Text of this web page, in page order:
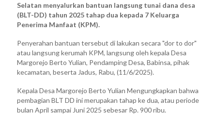
Selatan menyalurkan bantuan langsung tunai dana desa
(BLT-DD) tahun 2025 tahap dua kepada 7 Keluarga
Penerima Manfaat (KPM).
Penyerahan bantuan tersebut di lakukan secara "dor to dor"
atau langsung kerumah KPM, langsung oleh kepala Desa
Margorejo Berto Yulian, Pendamping Desa, Babinsa, pihak
kecamatan, beserta Jadus, Rabu, (11/6/2025).
Kepala Desa Margorejo Berto Yulian Mengungkapkan bahwa
pembagian BLT DD ini merupakan tahap ke dua, atau periode
bulan April sampai Juni 2025 sebesar Rp. 900 ribu.